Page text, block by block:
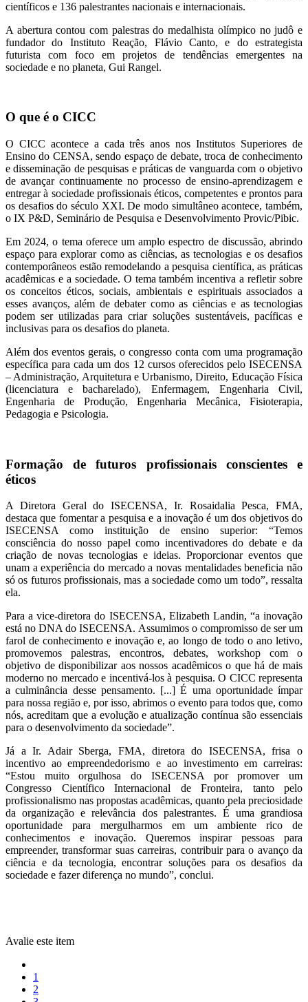
científicos e 136 palestrantes nacionais e internacionais.
A abertura contou com palestras do medalhista olímpico no judô e
fundador do Instituto Reação, Flávio Canto, e do estrategista
futurista com foco em projetos de tendências emergentes na
sociedade e no planeta, Gui Rangel.
O que é o CICC
O CICC acontece a cada três anos nos Institutos Superiores de
Ensino do CENSA, sendo espaço de debate, troca de conhecimento
e disseminação de pesquisas e práticas de vanguarda com o objetivo
de avançar continuamente no processo de ensino-aprendizagem e
entregar à sociedade profissionais éticos, competentes e prontos para
os desafios do século XXI. De modo simultâneo acontece, também,
o IX P&D, Seminário de Pesquisa e Desenvolvimento Provic/Pibic.
Em 2024, o tema oferece um amplo espectro de discussão, abrindo
espaço para explorar como as ciências, as tecnologias e os desafios
contemporâneos estão remodelando a pesquisa científica, as práticas
acadêmicas e a sociedade. O tema também incentiva a refletir sobre
os conceitos éticos, sociais, ambientais e espirituais associados a
esses avanços, além de debater como as ciências e as tecnologias
podem ser utilizadas para criar soluções sustentáveis, pacíficas e
inclusivas para os desafios do planeta.
Além dos eventos gerais, o congresso conta com uma programação
específica para cada um dos 12 cursos oferecidos pelo ISECENSA
– Administração, Arquitetura e Urbanismo, Direito, Educação Física
(licenciatura e bacharelado), Enfermagem, Engenharia Civil,
Engenharia de Produção, Engenharia Mecânica, Fisioterapia,
Pedagogia e Psicologia.
Formação de futuros profissionais conscientes e
éticos
A Diretora Geral do ISECENSA, Ir. Rosaidalia Pesca, FMA,
destaca que fomentar a pesquisa e a inovação é um dos objetivos do
ISECENSA como instituição de ensino superior: “Temos
consciência do nosso papel como incentivadores do debate e da
criação de novas tecnologias e ideias. Proporcionar eventos que
unam a experiência do mercado a novas mentalidades beneficia não
só os futuros profissionais, mas a sociedade como um todo”, ressalta
ela.
Para a vice-diretora do ISECENSA, Elizabeth Landin, “a inovação
está no DNA do ISECENSA. Assumimos o compromisso de ser um
farol de conhecimento e inovação e, ao longo de todo o ano letivo,
promovemos palestras, encontros, debates, workshop com o
objetivo de disponibilizar aos nossos acadêmicos o que há de mais
moderno no mercado e incentivá-los à pesquisa. O CICC representa
a culminância desse pensamento. [...] É uma oportunidade ímpar
para nossa região e, por isso, abrimos o evento para todos que, como
nós, acreditam que a evolução e atualização contínua são essenciais
para o desenvolvimento da sociedade”.
Já a Ir. Adair Sberga, FMA, diretora do ISECENSA, frisa o
incentivo ao empreendedorismo e ao investimento em carreiras:
“Estou muito orgulhosa do ISECENSA por promover um
Congresso Científico Internacional de Fronteira, tanto pelo
profissionalismo nas propostas acadêmicas, quanto pela preciosidade
da organização e relevância dos palestrantes. É uma grandiosa
oportunidade para mergulharmos em um ambiente rico de
conhecimentos e inovação. Queremos inspirar pessoas para
empreender, transformar suas carreiras, contribuir para o avanço da
ciência e da tecnologia, encontrar soluções para os desafios da
sociedade e fazer diferença no mundo”, conclui.
Avalie este item
1
2